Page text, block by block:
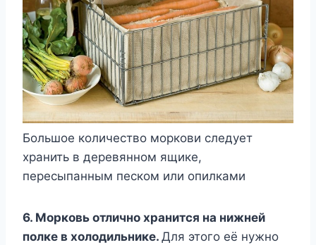
Большое количество моркови следует
хранить в деревянном ящике,
пересыпанным песком или опилками
6. Морковь отлично хранится на нижней
полке в холодильнике. Для этого её нужно